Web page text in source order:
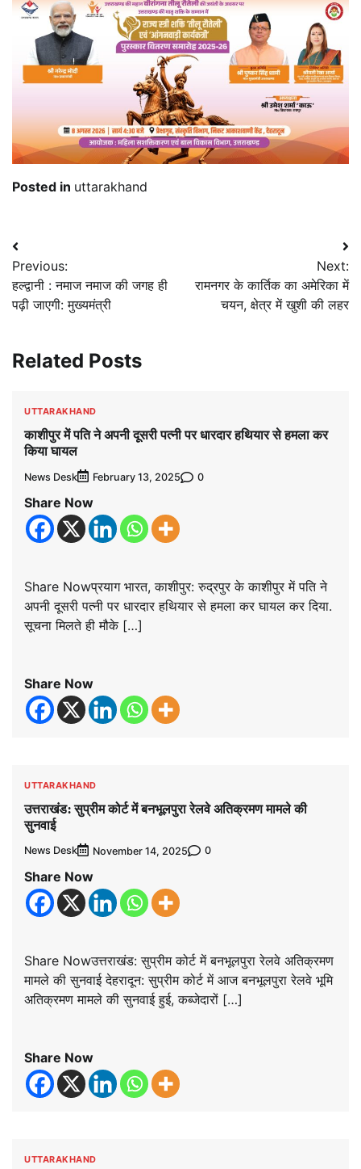
Posted in uttarakhand
Post
navigation
Previous:
हल्द्वानी : नमाज नमाज की जगह ही
पढ़ी जाएगी: मुख्यमंत्री
Next:
रामनगर के कार्तिक का अमेरिका में
चयन, क्षेत्र में खुशी की लहर
Related Posts
UTTARAKHAND
काशीपुर में पति ने अपनी दूसरी पत्नी पर धारदार हथियार से हमला कर
किया घायल
News Desk February 13, 2025 0
Share Now
Share Nowप्रयाग भारत, काशीपुर: रुद्रपुर के काशीपुर में पति ने
अपनी दूसरी पत्नी पर धारदार हथियार से हमला कर घायल कर दिया.
सूचना मिलते ही मौके […]
Share Now
UTTARAKHAND
उत्तराखंड: सुप्रीम कोर्ट में बनभूलपुरा रेलवे अतिक्रमण मामले की
सुनवाई
News Desk November 14, 2025 0
Share Now
Share Nowउत्तराखंड: सुप्रीम कोर्ट में बनभूलपुरा रेलवे अतिक्रमण
मामले की सुनवाई देहरादून: सुप्रीम कोर्ट में आज बनभूलपुरा रेलवे भूमि
अतिक्रमण मामले की सुनवाई हुई, कब्जेदारों […]
Share Now
UTTARAKHAND